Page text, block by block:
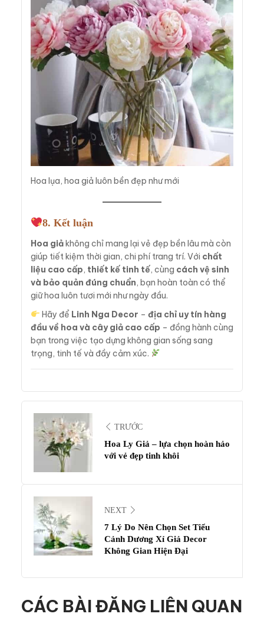
Hoa lụa, hoa giả luôn bền đẹp như mới
8. Kết luận
Hoa giảkhông chỉ mang lại vẻ đẹp bền lâu mà còn
giúp tiết kiệm thời gian, chi phí trang trí. Với chất
liệu cao cấp, thiết kế tinh tế, cùng cách vệ sinh
và bảo quản đúng chuẩn, bạn hoàn toàn có thể
giữ hoa luôn tươi mới như ngày đầu.
Hãy để Linh Nga Decor – địa chỉ uy tín hàng
đầu về hoa và cây giả cao cấp – đồng hành cùng
bạn trong việc tạo dựng không gian sống sang
trọng, tinh tế và đầy cảm xúc.
TRƯỚC
Hoa Ly Giả – lựa chọn hoàn hảo
với vẻ đẹp tinh khôi
NEXT
7 Lý Do Nên Chọn Set Tiểu
Cảnh Dương Xỉ Giả Decor
Không Gian Hiện Đại
CÁC BÀI ĐĂNG LIÊN QUAN